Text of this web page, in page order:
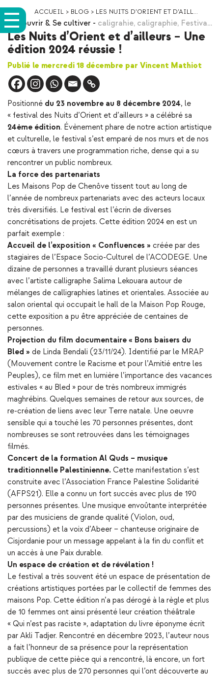
ACCUEIL > BLOG > LES NUITS D’ORIENT ET D’AILL...
Découvrir & Se cultiver - caligrahie, caligraphie, Festiva…
Les Nuits d’Orient et d’ailleurs – Une
édition 2024 réussie !
Publié le mercredi 18 décembre par Vincent Mathiot
Positionné du 23 novembre au 8 décembre 2024, le
« festival des Nuits d’Orient et d’ailleurs » a célébré sa
24ème édition. Évènement phare de notre action artistique
et culturelle, le festival s’est emparé de nos murs et de nos
cœurs à travers une programmation riche, dense qui a su
rencontrer un public nombreux.
La force des partenariats
Les Maisons Pop de Chenôve tissent tout au long de
l’année de nombreux partenariats avec des acteurs locaux
très diversifiés. Le festival est l’écrin de diverses
concrétisations de projets. Cette édition 2024 en est un
parfait exemple :
Accueil de l’exposition « Confluences » créée par des
stagiaires de l’Espace Socio-Culturel de l’ACODEGE. Une
dizaine de personnes a travaillé durant plusieurs séances
avec l’artiste calligraphe Salima Lekouara autour de
mélanges de calligraphies latines et orientales. Associée au
salon oriental qui occupait le hall de la Maison Pop Rouge,
cette exposition a pu être appréciée de centaines de
personnes.
Projection du film documentaire « Bons baisers du
Bled » de Linda Bendali (23/11/24). Identifié par le MRAP
(Mouvement contre le Racisme et pour l’Amitié entre les
Peuples), ce film met en lumière l’importance des vacances
estivales « au Bled » pour de très nombreux immigrés
maghrébins. Quelques semaines de retour aux sources, de
re-création de liens avec leur Terre natale. Une oeuvre
sensible qui a touché les 70 personnes présentes, dont
nombreuses se sont retrouvées dans les témoignages
filmés.
Concert de la formation Al Quds – musique
traditionnelle Palestinienne. Cette manifestation s’est
construite avec l’Association France Palestine Solidarité
(AFPS21). Elle a connu un fort succès avec plus de 190
personnes présentes. Une musique envoûtante interprétée
par des musiciens de grande qualité (Violon, oud,
percussions) et la voix d’Abeer – chanteuse originaire de
Cisjordanie pour un message appelant à la fin du conflit et
un accès à une Paix durable.
Un espace de création et de révélation !
Le festival a très souvent été un espace de présentation de
créations artistiques portées par le collectif de femmes des
maisons Pop. Cette édition n’a pas dérogé à la règle et plus
de 10 femmes ont ainsi présenté leur création théâtrale
« Qui n’est pas raciste », adaptation du livre éponyme écrit
par Akli Tadjer. Rencontré en décembre 2023, l’auteur nous
a fait l’honneur de sa présence pour la représentation
publique de cette pièce qui a rencontré, là encore, un fort
succès avec plus de 270 personnes qui l’ont découverte au